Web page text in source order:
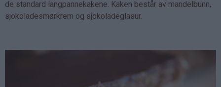
de standard langpannekakene. Kaken består av mandelbunn,
sjokoladesmørkrem og sjokoladeglasur.